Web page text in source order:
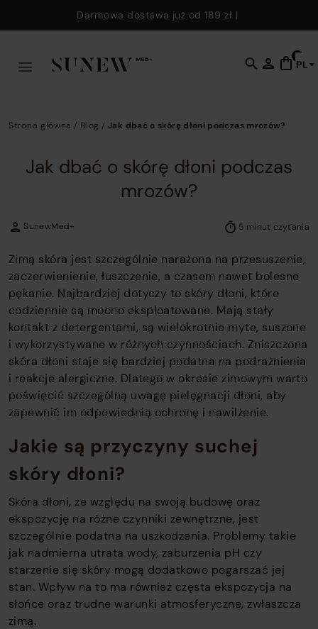
Darmowa dostawa już od 189 zł |
0
PL
Strona główna / Blog /Jak dbać o skórę dłoni podczas mrozów?
Jak dbać o skórę dłoni podczas
mrozów?
SunewMed+ 5 minut czytania
Zimą skóra jest szczególnie narażona na przesuszenie,
zaczerwienienie, łuszczenie, a czasem nawet bolesne
pękanie. Najbardziej dotyczy to skóry dłoni, które
codziennie są mocno eksploatowane. Mają stały
kontakt z detergentami, są wielokrotnie myte, suszone
i wykorzystywane w różnych czynnościach. Zniszczona
skóra dłoni staje się bardziej podatna na podrażnienia
i reakcje alergiczne. Dlatego w okresie zimowym warto
poświęcić szczególną uwagę pielęgnacji dłoni, aby
zapewnić im odpowiednią ochronę i nawilżenie.
Jakie są przyczyny suchej
skóry dłoni?
Skóra dłoni, ze względu na swoją budowę oraz
ekspozycję na różne czynniki zewnętrzne, jest
szczególnie podatna na uszkodzenia. Problemy takie
jak nadmierna utrata wody, zaburzenia pH czy
starzenie się skóry mogą dodatkowo pogarszać jej
stan. Wpływ na to ma również częsta ekspozycja na
słońce oraz trudne warunki atmosferyczne, zwłaszcza
zimą.